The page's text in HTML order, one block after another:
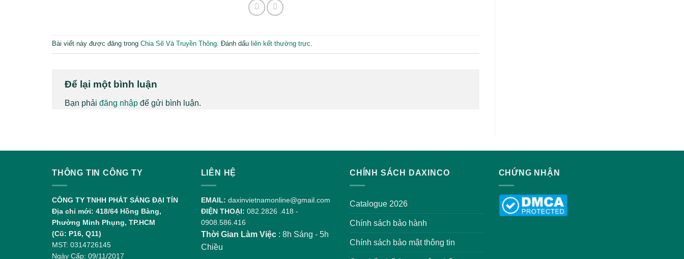
Bài viết này được đăng trong Chia Sẽ Và Truyền Thông . Đánh dấu liên kết thường trực
Để lại một bình luận
Bạn phải đăng nhập để gửi bình luận.
THÔNG TIN CÔNG TY
CÔNG TY TNHH PHÁT SÁNG ĐẠI TÍN
Địa chỉ mới: 418/64 Hồng Bàng,
Phường Minh Phụng, TP.HCM
(Cũ: P16, Q11)
MST: 0314726145
Ngày Cấp: 09/11/2017
LIÊN HỆ
EMAIL: daxinvietnamonline@gmail.com
ĐIỆN THOẠI: 082.2826 .418-
0908.586.416
Thời Gian Làm Việc: 8h Sáng - 5h
Chiều
CHÍNH SÁCH DAXINCO
Catalogue 2026
Chính sách bảo hành
Chính sách bảo mật thông tin
CHỨNG NHẬN